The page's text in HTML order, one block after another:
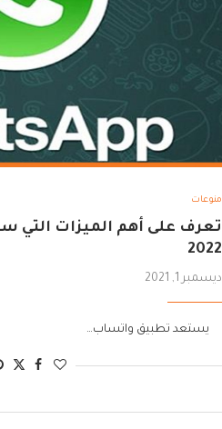
منوعات
تعرف على أهم الميزات
2022
ديسمبر 1, 2021
يستعد تطبيق واتساب…